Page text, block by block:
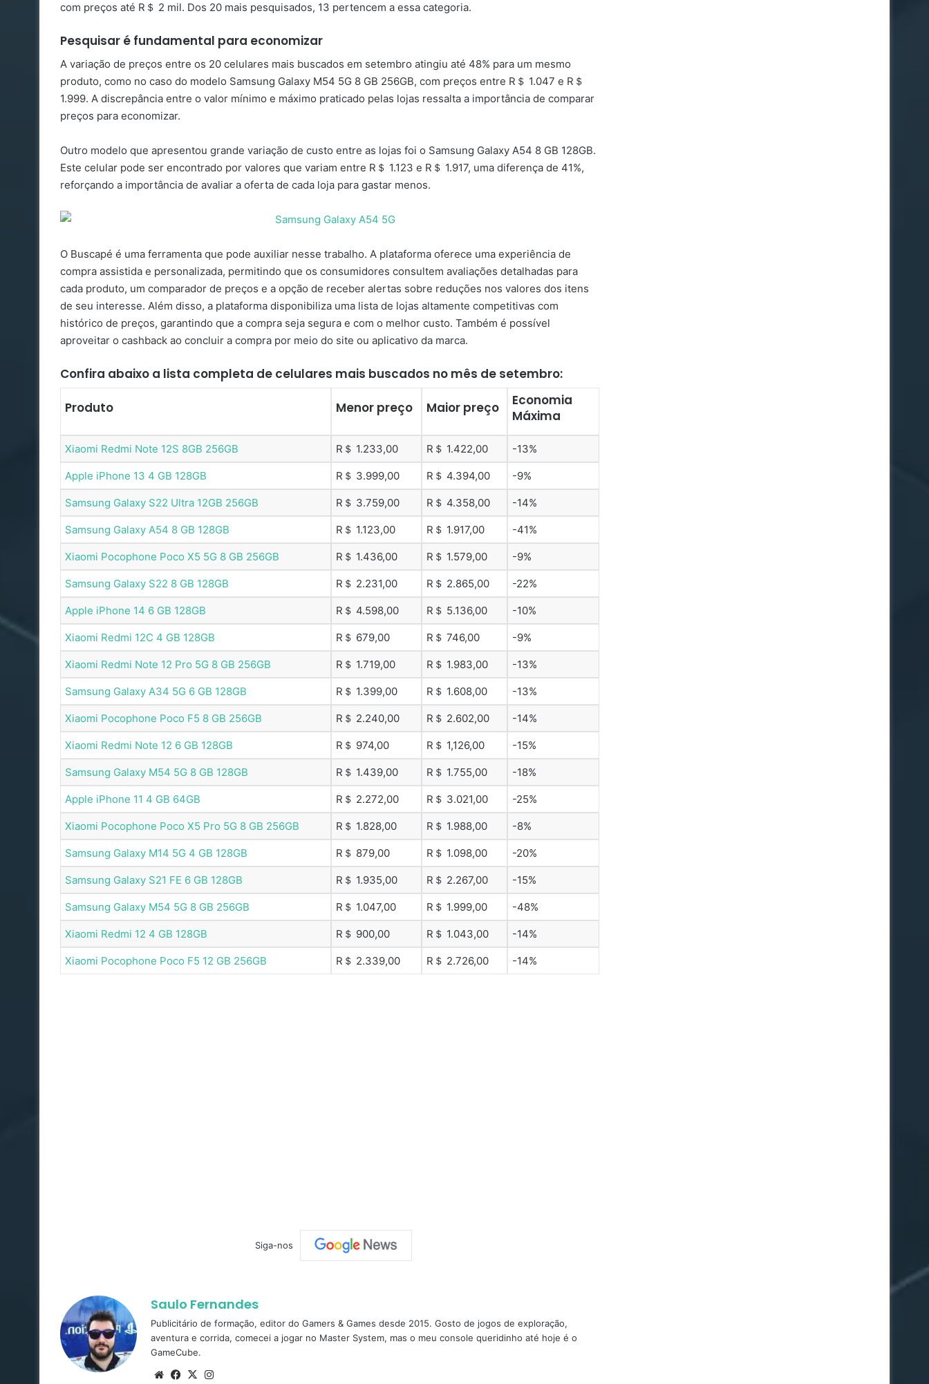
com preços até R＄ 2 mil. Dos 20 mais pesquisados, 13 pertencem a essa categoria.
Pesquisar é fundamental para economizar
A variação de preços entre os 20 celulares mais buscados em setembro atingiu até 48% para um mesmo
produto, como no caso do modelo Samsung Galaxy M54 5G 8 GB 256GB, com preços entre R＄ 1.047 e R＄
1.999. A discrepância entre o valor mínimo e máximo praticado pelas lojas ressalta a importância de comparar
preços para economizar.
Outro modelo que apresentou grande variação de custo entre as lojas foi o Samsung Galaxy A54 8 GB 128GB.
Este celular pode ser encontrado por valores que variam entre R＄ 1.123 e R＄ 1.917, uma diferença de 41%,
reforçando a importância de avaliar a oferta de cada loja para gastar menos.
O Buscapé é uma ferramenta que pode auxiliar nesse trabalho. A plataforma oferece uma experiência de
compra assistida e personalizada, permitindo que os consumidores consultem avaliações detalhadas para
cada produto, um comparador de preços e a opção de receber alertas sobre reduções nos valores dos itens
de seu interesse. Além disso, a plataforma disponibiliza uma lista de lojas altamente competitivas com
histórico de preços, garantindo que a compra seja segura e com o melhor custo. Também é possível
aproveitar o cashback ao concluir a compra por meio do site ou aplicativo da marca.
Confira abaixo a lista completa de celulares mais buscados no mês de setembro:
Produto Menor preço Maior preço
Economia
Máxima
Xiaomi Redmi Note 12S 8GB 256GB R＄ 1.233,00 R＄ 1.422,00 -13%
Apple iPhone 13 4 GB 128GB R＄ 3.999,00 R＄ 4.394,00 -9%
Samsung Galaxy S22 Ultra 12GB 256GB R＄ 3.759,00 R＄ 4.358,00 -14%
Samsung Galaxy A54 8 GB 128GB R＄ 1.123,00 R＄ 1.917,00 -41%
Xiaomi Pocophone Poco X5 5G 8 GB 256GB R＄ 1.436,00 R＄ 1.579,00 -9%
Samsung Galaxy S22 8 GB 128GB R＄ 2.231,00 R＄ 2.865,00 -22%
Apple iPhone 14 6 GB 128GB R＄ 4.598,00 R＄ 5.136,00 -10%
Xiaomi Redmi 12C 4 GB 128GB R＄ 679,00 R＄ 746,00 -9%
Xiaomi Redmi Note 12 Pro 5G 8 GB 256GB R＄ 1.719,00 R＄ 1.983,00 -13%
Samsung Galaxy A34 5G 6 GB 128GB R＄ 1.399,00 R＄ 1.608,00 -13%
Xiaomi Pocophone Poco F5 8 GB 256GB R＄ 2.240,00 R＄ 2.602,00 -14%
Xiaomi Redmi Note 12 6 GB 128GB R＄ 974,00 R＄ 1,126,00 -15%
Samsung Galaxy M54 5G 8 GB 128GB R＄ 1.439,00 R＄ 1.755,00 -18%
Apple iPhone 11 4 GB 64GB R＄ 2.272,00 R＄ 3.021,00 -25%
Xiaomi Pocophone Poco X5 Pro 5G 8 GB 256GB R＄ 1.828,00 R＄ 1.988,00 -8%
Samsung Galaxy M14 5G 4 GB 128GB R＄ 879,00 R＄ 1.098,00 -20%
Samsung Galaxy S21 FE 6 GB 128GB R＄ 1.935,00 R＄ 2.267,00 -15%
Samsung Galaxy M54 5G 8 GB 256GB R＄ 1.047,00 R＄ 1.999,00 -48%
Xiaomi Redmi 12 4 GB 128GB R＄ 900,00 R＄ 1.043,00 -14%
Xiaomi Pocophone Poco F5 12 GB 256GB R＄ 2.339,00 R＄ 2.726,00 -14%
Siga-nos
Saulo Fernandes
Publicitário de formação, editor do Gamers & Games desde 2015. Gosto de jogos de exploração,
aventura e corrida, comecei a jogar no Master System, mas o meu console queridinho até hoje é o
GameCube.
WebsiteFacebook
X